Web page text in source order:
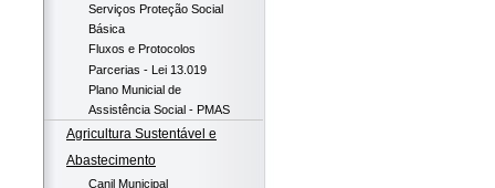
Serviços Proteção Social
Básica
Fluxos e Protocolos
Parcerias - Lei 13.019
Plano Municial de
Assistência Social - PMAS
Agricultura Sustentável e
Abastecimento
Canil Municipal